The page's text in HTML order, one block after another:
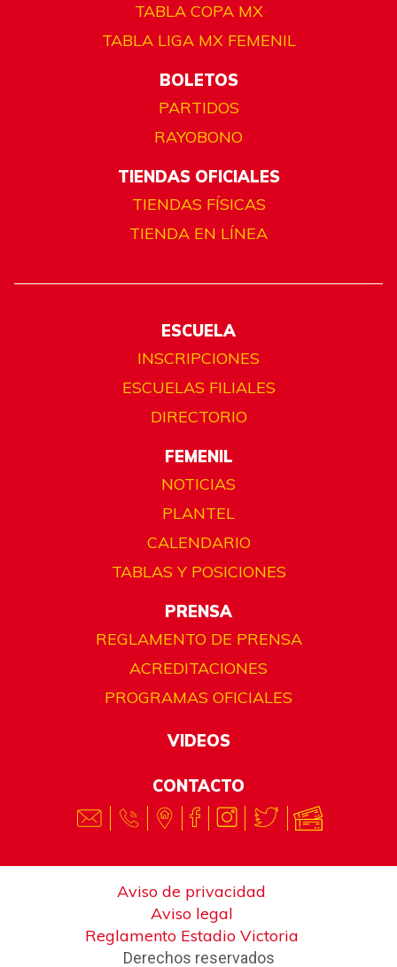
TABLA COPA MX
TABLA LIGA MX FEMENIL
BOLETOS
PARTIDOS
RAYOBONO
TIENDAS OFICIALES
TIENDAS FÍSICAS
TIENDA EN LÍNEA
ESCUELA
INSCRIPCIONES
ESCUELAS FILIALES
DIRECTORIO
FEMENIL
NOTICIAS
PLANTEL
CALENDARIO
TABLAS Y POSICIONES
PRENSA
REGLAMENTO DE PRENSA
ACREDITACIONES
PROGRAMAS OFICIALES
VIDEOS
CONTACTO
Aviso de privacidad
Aviso legal
Reglamento Estadio Victoria
Derechos reservados